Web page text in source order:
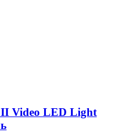
Video LED Light